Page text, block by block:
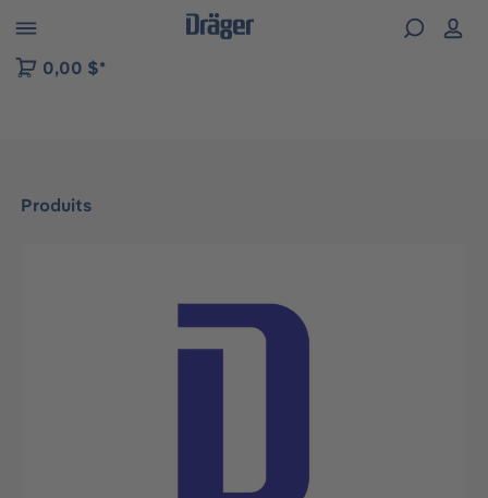
to B2B platform navigation
0,00 $*
Produits
Ignorer la galerie d'images